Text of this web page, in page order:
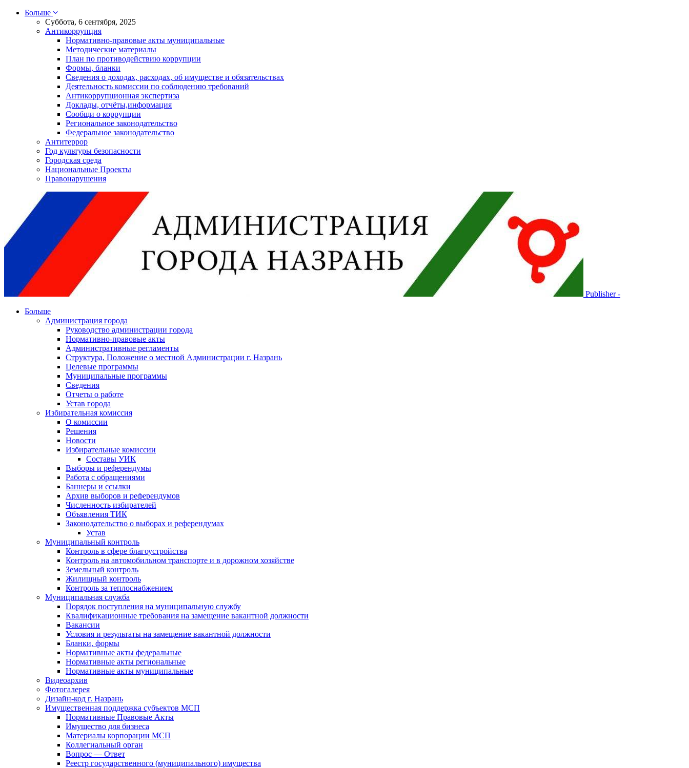
Больше
Суббота, 6 сентября, 2025
Антикоррупция
Нормативно-правовые акты муниципальные
Методические материалы
План по противодействию коррупции
Формы, бланки
Сведения о доходах, расходах, об имуществе и обязательствах
Деятельность комиссии по соблюдению требований
Антикоррупционная экспертиза
Доклады, отчёты,информация
Сообщи о коррупции
Региональное законодательство
Федеральное законодательство
Антитеррор
Год культуры безопасности
Городская среда
Национальные Проекты
Правонарушения
Publisher -
Больше
Администрация города
Руководство администрации города
Нормативно-правовые акты
Административные регламенты
Структура, Положение о местной Администрации г. Назрань
Целевые программы
Муниципальные программы
Сведения
Отчеты о работе
Устав города
Избирательная комиссия
О комиссии
Решения
Новости
Избирательные комиссии
Составы УИК
Выборы и референдумы
Работа с обращениями
Баннеры и ссылки
Архив выборов и референдумов
Численность избирателей
Объявления ТИК
Законодательство о выборах и референдумах
Устав
Муниципальный контроль
Контроль в сфере благоустройства
Контроль на автомобильном транспорте и в дорожном хозяйстве
Земельный контроль
Жилищный контроль
Контроль за теплоснабжением
Муниципальная служба
Порядок поступления на муниципальную службу
Квалификационные требования на замещение вакантной должности
Вакансии
Условия и результаты на замещение вакантной должности
Бланки, формы
Нормативные акты федеральные
Нормативные акты региональные
Нормативные акты муниципальные
Видеоархив
Фотогалерея
Дизайн-код г. Назрань
Имущественная поддержка субъектов МСП
Нормативные Правовые Акты
Имущество для бизнеса
Материалы корпорации МСП
Коллегиальный орган
Вопрос — Ответ
Реестр государственного (муниципального) имущества